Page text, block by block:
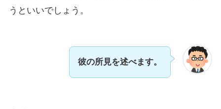
うといいでしょう。
彼の所見を述べます。